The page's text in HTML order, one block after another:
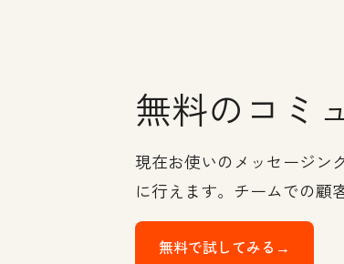
無料のコミ
現在お使いのメッセージン
に行えます。チームでの顧
無料で試してみる→